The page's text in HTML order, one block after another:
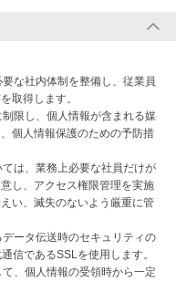
な社内体制を整備し、従業員
取得します。
限し、個人情報が含まれる媒
個人情報保護のための予防措
は、業務上必要な社員だけが
し、アクセス権限管理を実施
い、滅失のないよう厳重に管
ータ伝送時のセキュリティの
信であるSSLを使用します。
、個人情報の受領時から一定